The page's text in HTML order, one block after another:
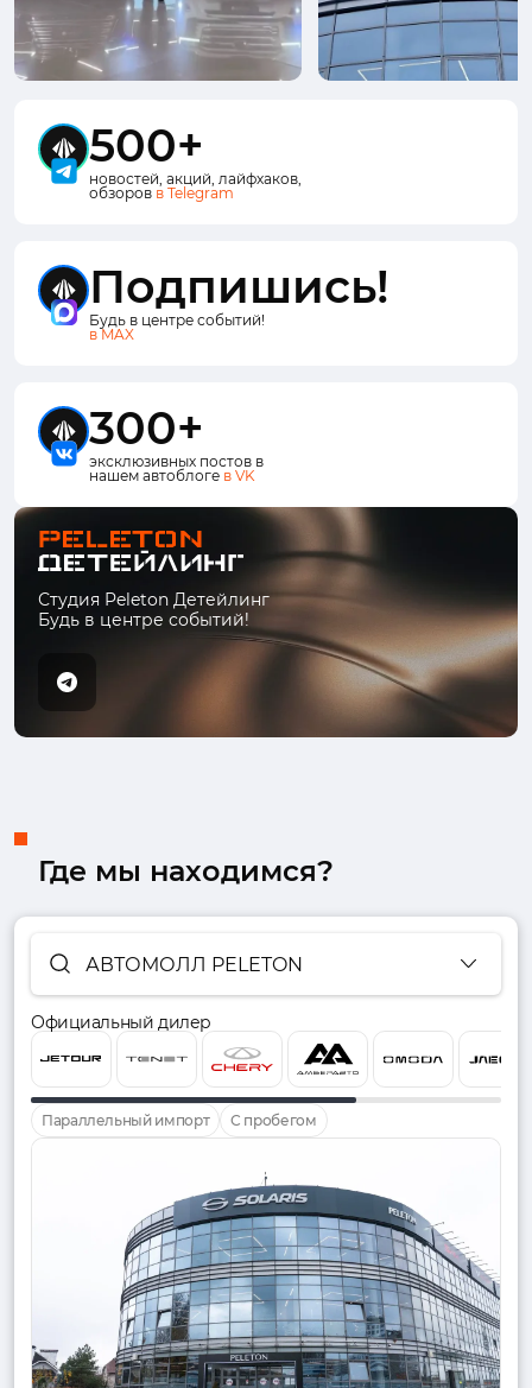
500+
новостей, акций, лайфхаков,
обзоров в Telegram
Подпишись!
Будь в центре событий!
в MAX
300+
эксклюзивных постов в
нашем автоблоге в VK
Студия Peleton Детейлинг
Будь в центре событий!
Где мы находимся?
АВТОМОЛЛ PELETON
Официальный дилер
Параллельный импорт С пробегом